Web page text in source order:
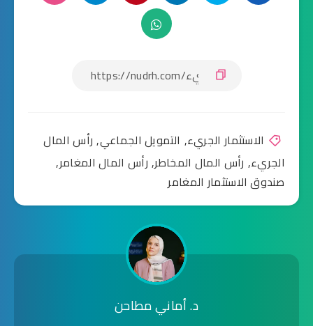
الاستثمار الجريء, التمويل الجماعي, رأس المال
الجريء, رأس المال المخاطر, رأس المال المغامر,
صندوق الاستثمار المغامر
د. أماني مطاحن